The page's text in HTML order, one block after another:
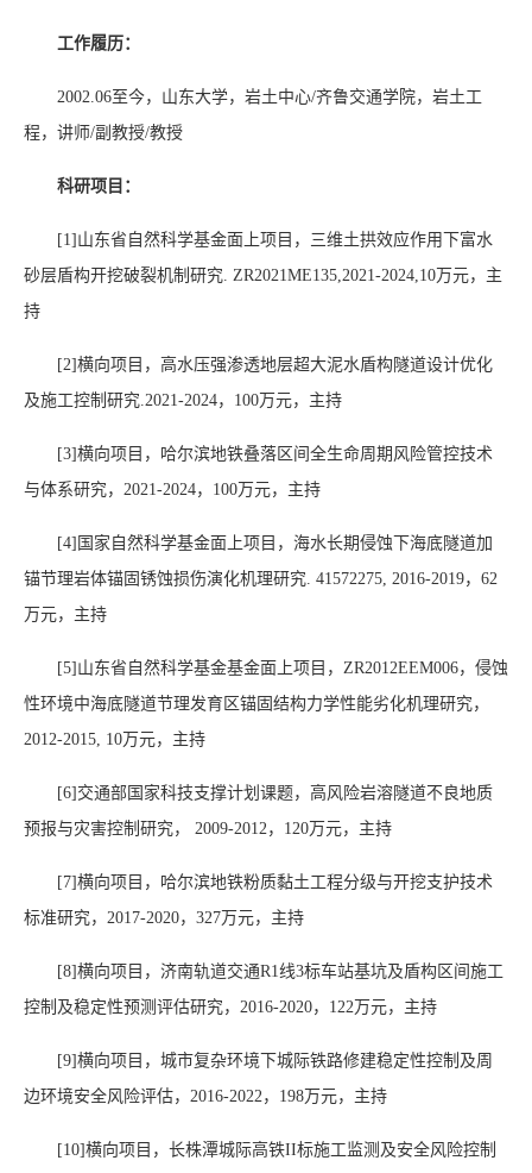
工作履历：
2002.06至今，山东大学，岩土中心/齐鲁交通学院，岩土工
程，讲师/副教授/教授
科研项目：
[1]山东省自然科学基金面上项目，三维土拱效应作用下富水
砂层盾构开挖破裂机制研究 . ZR2021ME135,2021-2024,10万元，主
持
[2]横向项目，高水压强渗透地层超大泥水盾构隧道设计优化
及施工控制研究 .2021-2024， 100万元，主持
[3]横向项目，哈尔滨地铁叠落区间全生命周期风险管控技术
与体系研究， 2021-2024， 100万元，主持
[4] 国家自然科学基金面上项目，海水长期侵蚀下海底隧道加
锚节理岩体锚固锈蚀损伤演化机理研究 . 41572275, 2016-2019， 62
万元，主持
[5]山东省自然科学基金基金面上项目， ZR2012EEM006，侵蚀
性环境中海底隧道节理发育区锚固结构力学性能劣化机理研究，
2012-2015, 10万元，主持
[6]交通部国家科技支撑计划课题，高风险岩溶隧道不良地质
预报与灾害控制研究， 2009-2012 ， 120万元，主持
[7]横向项目，哈尔滨地铁粉质黏土工程分级与开挖支护技术
标准研究， 2017-2020， 327万元，主持
[8]横向项目，济南轨道交通R1线3标车站基坑及盾构区间施工
控制及稳定性预测评估研究， 2016-2020， 122万元，主持
[9]横向项目，城市复杂环境下城际铁路修建稳定性控制及周
边环境安全风险评估， 2016-2022 ， 198万元，主持
[10]横向项目，长株潭城际高铁II标施工监测及安全风险控制